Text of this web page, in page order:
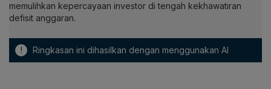
memulihkan kepercayaan investor di tengah kekhawatiran
defisit anggaran.
! Ringkasan ini dihasilkan dengan menggunakan AI